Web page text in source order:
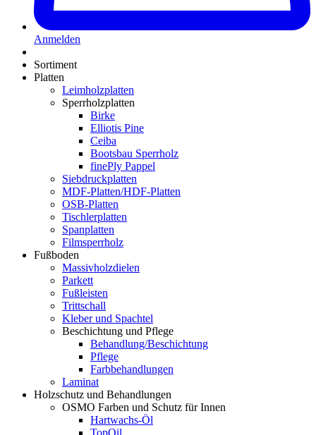
Anmelden
Sortiment
Platten
Leimholzplatten
Sperrholzplatten
Birke
Elliotis Pine
Ceiba
Bootsbau Sperrholz
finePly Pappel
Siebdruckplatten
MDF-Platten/HDF-Platten
OSB-Platten
Tischlerplatten
Spanplatten
Filmsperrholz
Fußboden
Massivholzdielen
Parkett
Fußleisten
Trittschall
Kleber und Spachtel
Beschichtung und Pflege
Behandlung/Beschichtung
Pflege
Farbbehandlungen
Laminat
Holzschutz und Behandlungen
OSMO Farben und Schutz für Innen
Hartwachs-Öl
TopOil